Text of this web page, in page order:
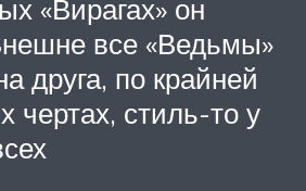
«Вирагах» он
все «Ведьмы»
друга, по крайней
чертах, стиль-то у